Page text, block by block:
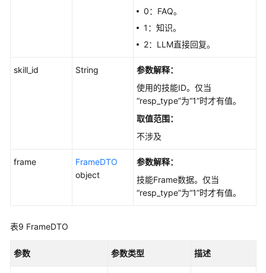
0：FAQ。
1：知识。
2：LLM直接回复。
skill_id String
参数解释：
使用的技能ID。仅当
“resp_type”为“1”时才有值。
取值范围：
不涉及
frame
FrameDTO
object
参数解释：
技能Frame数据。仅当
“resp_type”为“1”时才有值。
表9 FrameDTO
参数 参数类型 描述